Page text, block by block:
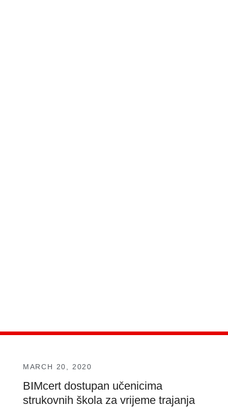
MARCH 20, 2020
BIMcert dostupan učenicima
strukovnih škola za vrijeme trajanja